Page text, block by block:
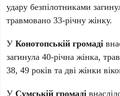
удару безпілотниками
травмовано 33-річну жінку.
УКонотопській громаді
загинула 40-річна жінка,
38, 49 років та дві жінки
У Сумській громаді